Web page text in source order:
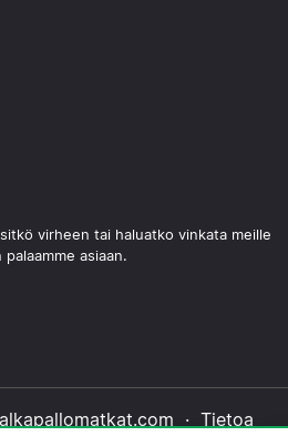
virheen tai haluatko vinkata meille
asiaan.
· Tietoa